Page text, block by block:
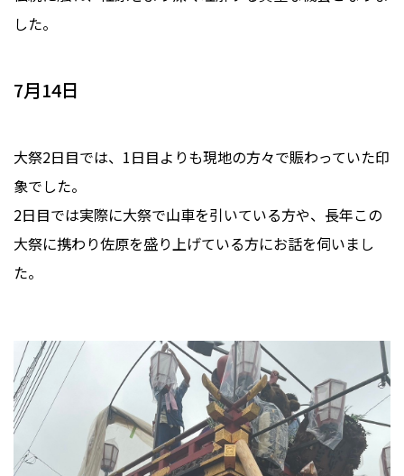
した。
7月14日
大祭2日目では、1日目よりも現地の方々で賑わっていた印
象でした。
2日目では実際に大祭で山車を引いている方や、長年この
大祭に携わり佐原を盛り上げている方にお話を伺いまし
た。